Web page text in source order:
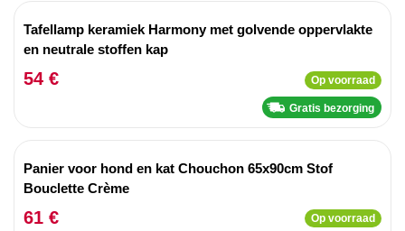
Tafellamp keramiek Harmony met golvende oppervlakte
en neutrale stoffen kap
54 € Op voorraad
Gratis bezorging
Panier voor hond en kat Chouchon 65x90cm Stof
Bouclette Crème
61 € Op voorraad